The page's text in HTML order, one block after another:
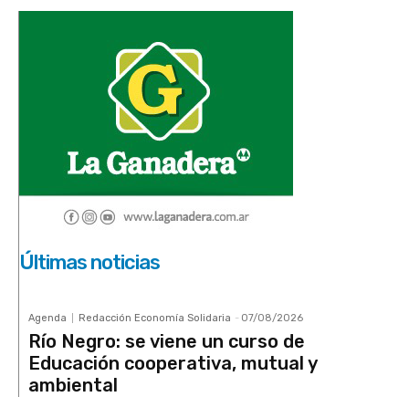
Últimas noticias
Agenda Redacción Economía Solidaria - 07/08/2026
Río Negro: se viene un curso de
Educación cooperativa, mutual y
ambiental